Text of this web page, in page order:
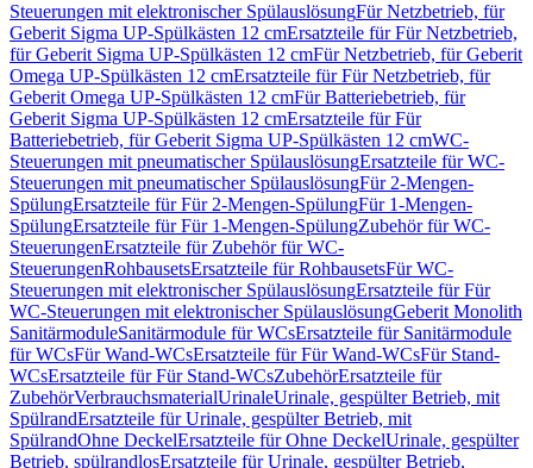
Steuerungen mit elektronischer SpülauslösungFür Netzbetrieb, für
Geberit Sigma UP-Spülkästen 12 cmErsatzteile für Für Netzbetrieb,
für Geberit Sigma UP-Spülkästen 12 cmFür Netzbetrieb, für Geberit
Omega UP-Spülkästen 12 cmErsatzteile für Für Netzbetrieb, für
Geberit Omega UP-Spülkästen 12 cmFür Batteriebetrieb, für
Geberit Sigma UP-Spülkästen 12 cmErsatzteile für Für
Batteriebetrieb, für Geberit Sigma UP-Spülkästen 12 cmWC-
Steuerungen mit pneumatischer SpülauslösungErsatzteile für WC-
Steuerungen mit pneumatischer SpülauslösungFür 2-Mengen-
SpülungErsatzteile für Für 2-Mengen-SpülungFür 1-Mengen-
SpülungErsatzteile für Für 1-Mengen-SpülungZubehör für WC-
SteuerungenErsatzteile für Zubehör für WC-
SteuerungenRohbausetsErsatzteile für RohbausetsFür WC-
Steuerungen mit elektronischer SpülauslösungErsatzteile für Für
WC-Steuerungen mit elektronischer SpülauslösungGeberit Monolith
SanitärmoduleSanitärmodule für WCsErsatzteile für Sanitärmodule
für WCsFür Wand-WCsErsatzteile für Für Wand-WCsFür Stand-
WCsErsatzteile für Für Stand-WCsZubehörErsatzteile für
ZubehörVerbrauchsmaterialUrinaleUrinale, gespülter Betrieb, mit
SpülrandErsatzteile für Urinale, gespülter Betrieb, mit
SpülrandOhne DeckelErsatzteile für Ohne DeckelUrinale, gespülter
Betrieb, spülrandlosErsatzteile für Urinale, gespülter Betrieb,